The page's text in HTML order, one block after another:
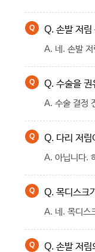
Q. 손발 저림
A. 네. 손발 저
Q. 수술을 권
A. 수술 결정
Q. 다리 저림
A. 아닙니다.
Q. 목디스크
A. 네. 목디스
Q. 손발 저림